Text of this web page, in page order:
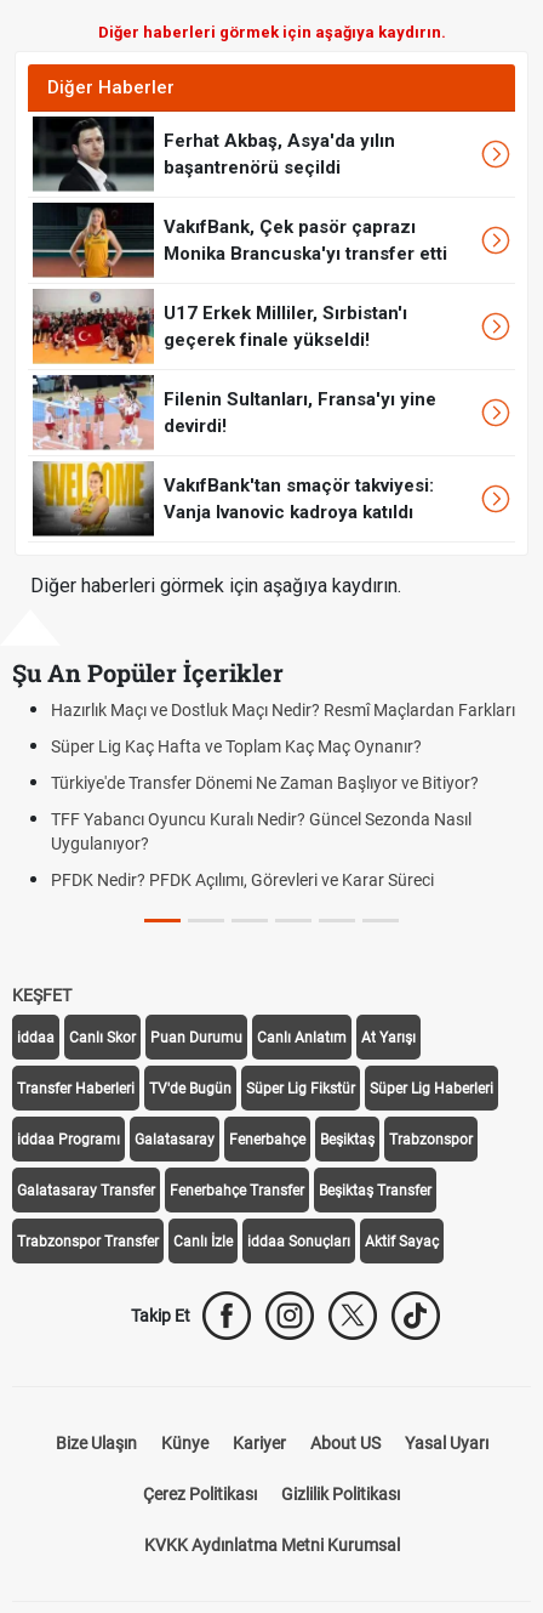
Diğer haberleri görmek için aşağıya kaydırın.
Diğer Haberler
Ferhat Akbaş, Asya'da yılın
başantrenörü seçildi
VakıfBank, Çek pasör çaprazı
Monika Brancuska'yı transfer etti
U17 Erkek Milliler, Sırbistan'ı
geçerek finale yükseldi!
Filenin Sultanları, Fransa'yı yine
devirdi!
VakıfBank'tan smaçör takviyesi:
Vanja Ivanovic kadroya katıldı
Diğer haberleri görmek için aşağıya kaydırın.
Şu An Popüler İçerikler
Puan Durumunda AG, OM ve Diğer Kısaltmalar Ne Anlama
Skor Ne Demek? Sporda Skor ve Sonuç Kavramları
Futbol Nasıl Oynanır? Temel Futbol Kuralları
Deplasman Golü Kuralı Nedir? Hangi Organizasyonlarda
Uygulanıyor?
DGS Sonuçları Ne Zaman Açıklanacak 2026? ÖSYM Sonuç
KEŞFET
iddaa Canlı Skor Puan Durumu Canlı Anlatım At Yarışı
Transfer Haberleri TV'de Bugün Süper Lig Fikstür Süper Lig Haberleri
iddaa Programı Galatasaray Fenerbahçe Beşiktaş Trabzonspor
Galatasaray Transfer Fenerbahçe Transfer Beşiktaş Transfer
Trabzonspor Transfer Canlı İzle iddaa Sonuçları Aktif Sayaç